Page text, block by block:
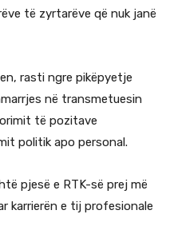
të zyrtarëve që nuk janë
rasti ngre pikëpyetje
në transmetuesin
të pozitave
politik apo personal.
pjesë e RTK-së prej më
karrierën e tij profesionale